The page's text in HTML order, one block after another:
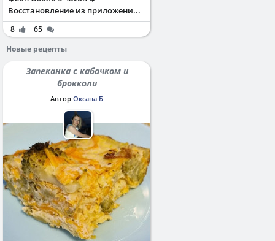
Восстановление из приложени...
8
65
Новые рецепты
Запеканка с кабачком и
брокколи
Автор Оксана Б